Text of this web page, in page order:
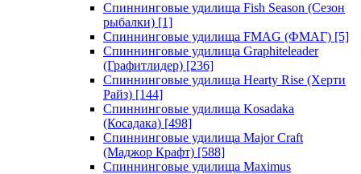
Спиннинговые удилища Fish Season (Сезон
рыбалки) [1]
Спиннинговые удилища FMAG (ФМАГ) [5]
Спиннинговые удилища Graphiteleader
(Графитлидер) [236]
Спиннинговые удилища Hearty Rise (Херти
Райз) [144]
Спиннинговые удилища Kosadaka
(Косадака) [498]
Спиннинговые удилища Major Craft
(Маджор Крафт) [588]
Спиннинговые удилища Maximus